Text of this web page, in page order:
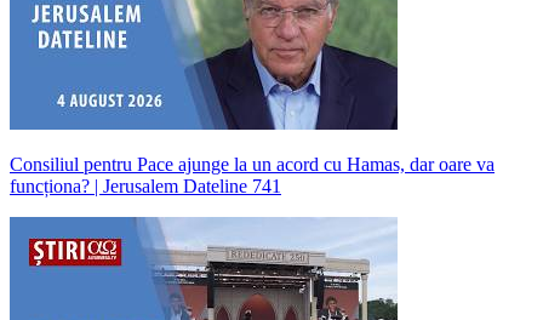
Consiliul pentru Pace ajunge la un acord cu Hamas, dar oare va
funcționa? | Jerusalem Dateline 741